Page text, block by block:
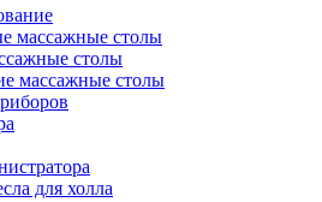
массажные столы
столы
массажные столы
для холла